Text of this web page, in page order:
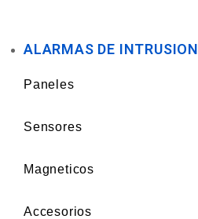
ALARMAS DE INTRUSION
Paneles
Sensores
Magneticos
Accesorios